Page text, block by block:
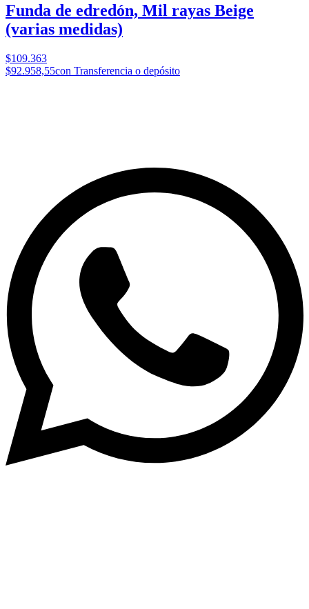
Funda de edredón, Mil rayas Beige
(varias medidas)
$109.363
$92.958,55con Transferencia o depósito